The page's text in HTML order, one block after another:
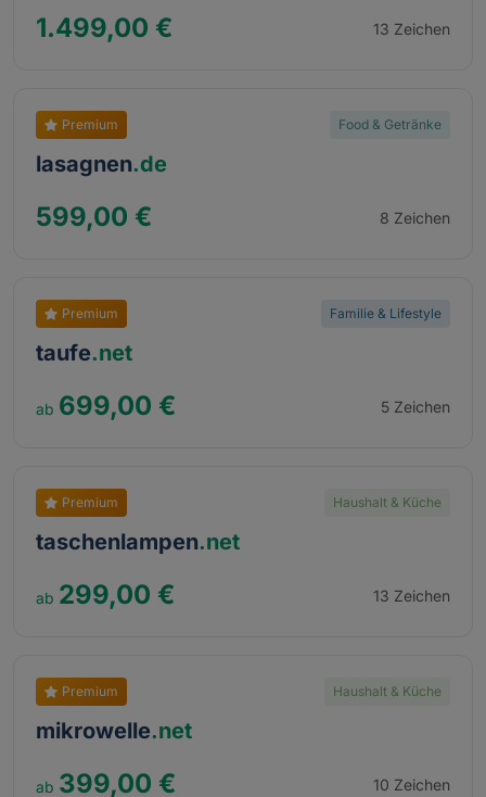
1.499,00 € 13 Zeichen
Premium Food & Getränke
lasagnen.de
599,00 € 8 Zeichen
Premium Familie & Lifestyle
taufe.net
699,00 € 5 Zeichen
Premium Haushalt & Küche
taschenlampen.net
299,00 € 13 Zeichen
Premium Haushalt & Küche
mikrowelle.net
399,00 € 10 Zeichen